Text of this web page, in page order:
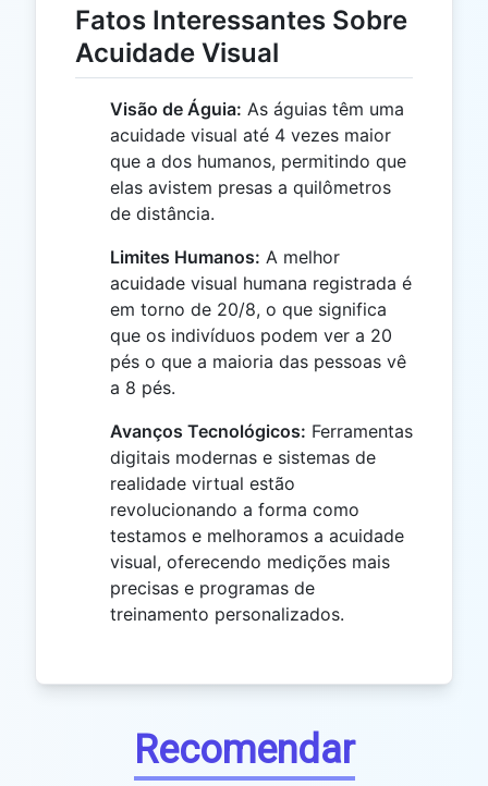
Fatos Interessantes Sobre
Acuidade Visual
Visão de Águia: As águias têm uma
acuidade visual até 4 vezes maior
que a dos humanos, permitindo que
elas avistem presas a quilômetros
de distância.
Limites Humanos: A melhor
acuidade visual humana registrada é
em torno de 20/8, o que significa
que os indivíduos podem ver a 20
pés o que a maioria das pessoas vê
a 8 pés.
Avanços Tecnológicos: Ferramentas
digitais modernas e sistemas de
realidade virtual estão
revolucionando a forma como
testamos e melhoramos a acuidade
visual, oferecendo medições mais
precisas e programas de
treinamento personalizados.
Recomendar